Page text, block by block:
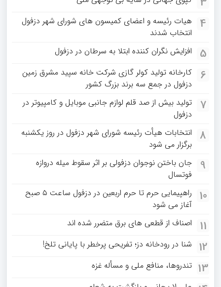
4
هیات رئیسه و اعضای کمیسون های شورای شهر دزفول
انتخاب شدند
5 افزایش نگران کننده ابتلا به سرطان در دزفول
6
کارخانه تولید کولر گازی شرکت خانه سپید مشرق زمین
دزفول در جمع سه برند بزرگ کشور
7
تولید بیش از صد قلم لوازم جانبی موبایل و کامپیوتر در
دزفول
8
انتخابات هیأت رئیسه شورای شهر دزفول در روز یکشنبه
برگزار می شود
9
جان باختن نوجوان دزفولی بر اثر سقوط میله دروازه
فوتسال
10
راهپیمایی حرم تا حرم اربعین در دزفول ساعت ۵ صبح
آغاز می شود
11 اصناف از قطعی های برق متضرر شده اند
12 شنا در رودخانه دز؛ تفریحی پرخطر با پایانی تلخ!
13 تندروها، منافع ملی و مسأله غزه